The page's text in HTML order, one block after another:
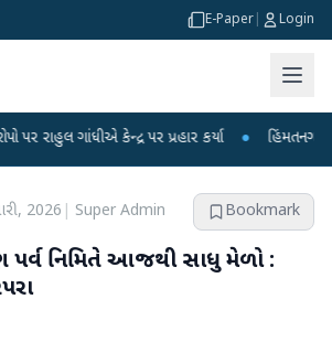
E-Paper Login
ગાંધીએ કેન્દ્ર પર પ્રહાર કર્યા ● હિંમતનગરમાં
2026 Super Admin Bookmark
પર્વ નિમિતે આજથી સાધુ મેળો :